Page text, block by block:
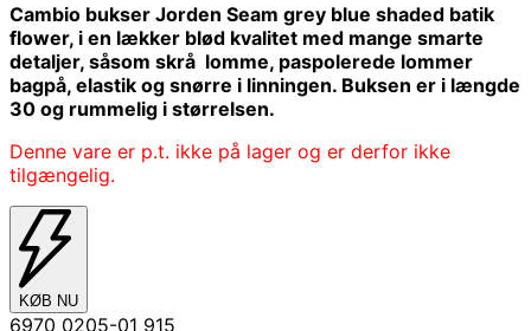
Cambio bukser Jorden Seam grey blue shaded batik
flower, i en lækker blød kvalitet med mange smarte
detaljer, såsom skrå lomme, paspolerede lommer
bagpå, elastik og snørre i linningen. Buksen er i længde
30 og rummelig i størrelsen.
Denne vare er p.t. ikke på lager og er derfor ikke
tilgængelig.
KØB NU
6970 0205-01 915